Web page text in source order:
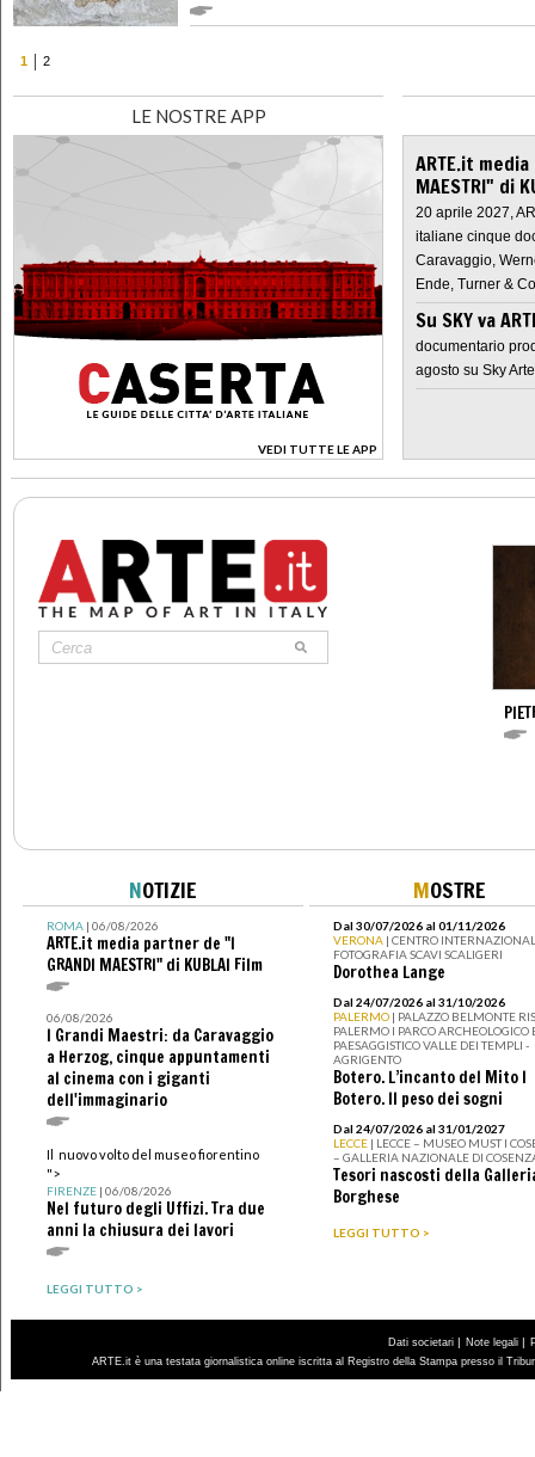
1 2
LE NOSTRE APP
VEDI TUTTE LE APP
>
ARTE.it
MAESTRI" di
20 aprile 2027,
italiane cinque
Caravaggio,
Ende, Turner &
Su SKY va
documentario
agosto su Sky Arte
NOTIZIE
ROMA| 06/08/2026
ARTE.it media partner de "I
GRANDI MAESTRI" di KUBLAI Film
06/08/2026
I Grandi Maestri: da Caravaggio
a Herzog, cinque appuntamenti
al cinema con i giganti
dell'immaginario
Il nuovo volto del museo fiorentino
">
FIRENZE| 06/08/2026
Nel futuro degli Uffizi. Tra due
anni la chiusura dei lavori
LEGGI TUTTO >
MOSTRE
Dal 30/07/2026 al 01/11/2026
VERONA | CENTRO
FOTOGRAFIA SCAVI SCALIGERI
Dorothea Lange
Dal 24/07/2026 al 31/10/2026
PALERMO | PALAZZO BELMONTE
PALERMO I PARCO ARCHEOLOGICO
PAESAGGISTICO VALLE DEI TEMPLI -
AGRIGENTO
Botero. L’incanto del Mito I
Botero. Il peso dei sogni
Dal 24/07/2026 al 31/01/2027
LECCE | LECCE – MUSEO MUST I
– GALLERIA NAZIONALE DI
Tesori nascosti della
Borghese
LEGGI TUTTO >
Dati societari | Note legali |
ARTE.it è una testata giornalistica online iscritta al Registro della Stampa presso il